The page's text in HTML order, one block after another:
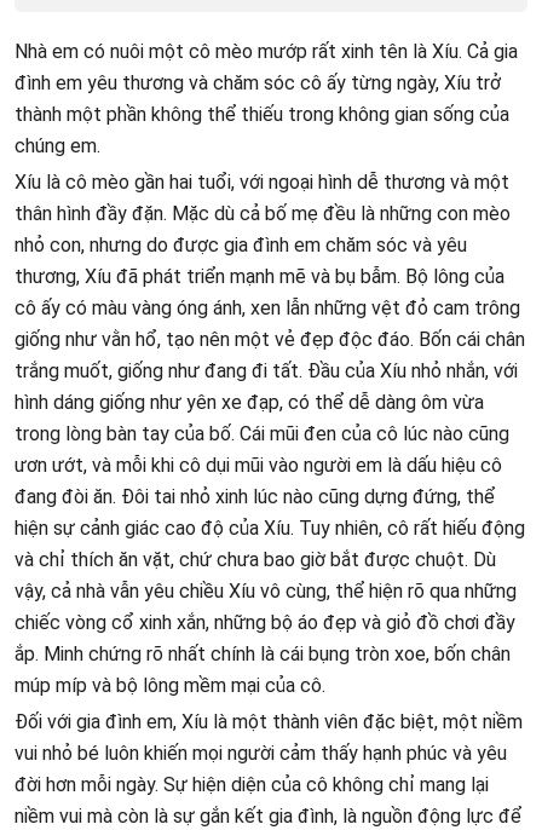
Nhà em có nuôi một cô mèo mướp rất xinh tên là Xíu. Cả gia
đình em yêu thương và chăm sóc cô ấy từng ngày, Xíu trở
thành một phần không thể thiếu trong không gian sống của
chúng em.
Xíu là cô mèo gần hai tuổi, với ngoại hình dễ thương và một
thân hình đầy đặn. Mặc dù cả bố mẹ đều là những con mèo
nhỏ con, nhưng do được gia đình em chăm sóc và yêu
thương, Xíu đã phát triển mạnh mẽ và bụ bẫm. Bộ lông của
cô ấy có màu vàng óng ánh, xen lẫn những vệt đỏ cam trông
giống như vằn hổ, tạo nên một vẻ đẹp độc đáo. Bốn cái chân
trắng muốt, giống như đang đi tất. Đầu của Xíu nhỏ nhắn, với
hình dáng giống như yên xe đạp, có thể dễ dàng ôm vừa
trong lòng bàn tay của bố. Cái mũi đen của cô lúc nào cũng
ươn ướt, và mỗi khi cô dụi mũi vào người em là dấu hiệu cô
đang đòi ăn. Đôi tai nhỏ xinh lúc nào cũng dựng đứng, thể
hiện sự cảnh giác cao độ của Xíu. Tuy nhiên, cô rất hiếu động
và chỉ thích ăn vặt, chứ chưa bao giờ bắt được chuột. Dù
vậy, cả nhà vẫn yêu chiều Xíu vô cùng, thể hiện rõ qua những
chiếc vòng cổ xinh xắn, những bộ áo đẹp và giỏ đồ chơi đầy
ắp. Minh chứng rõ nhất chính là cái bụng tròn xoe, bốn chân
múp míp và bộ lông mềm mại của cô.
Đối với gia đình em, Xíu là một thành viên đặc biệt, một niềm
vui nhỏ bé luôn khiến mọi người cảm thấy hạnh phúc và yêu
đời hơn mỗi ngày. Sự hiện diện của cô không chỉ mang lại
niềm vui mà còn là sự gắn kết gia đình, là nguồn động lực để